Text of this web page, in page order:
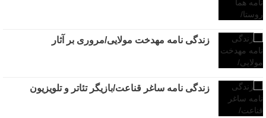
زندگی نامه مهدخت مولایی/مروری بر آثار
زندگی نامه ساغر قناعت/بازیگر تئاتر و تلویزیون